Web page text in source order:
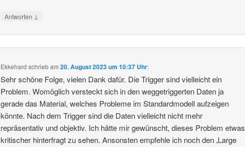
Antworten ↓
Ekkehard schriebam20. August 2023 um 10:37 Uhr:
Sehr schöne Folge, vielen Dank dafür. Die Trigger sind vielleicht ein
Problem. Womöglich versteckt sich in den weggetriggerten Daten ja
gerade das Material, welches Probleme im Standardmodell aufzeigen
könnte. Nach dem Trigger sind die Daten vielleicht nicht mehr
repräsentativ und objektiv. Ich hätte mir gewünscht, dieses Problem etwas
kritischer hinterfragt zu sehen. Ansonsten empfehle ich noch den ‚Large